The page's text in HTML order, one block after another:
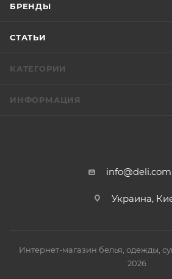
БРЕНДЫ
СТАТЬИ
КАТЕГОРИИ
ИНФОРМАЦИЯ
Украина,
Интернет-магазин белья, одежды,
2026